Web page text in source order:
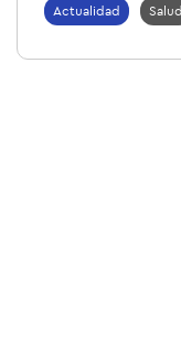
Actualidad Salud